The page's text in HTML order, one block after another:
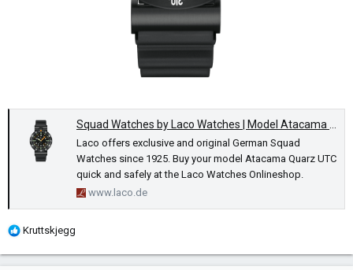
Squad Watches by Laco Watches | Model Atacama Quarz UTC
Laco offers exclusive and original German Squad
Watches since 1925. Buy your model Atacama Quarz UTC
quick and safely at the Laco Watches Onlineshop.
www.laco.de
R
Kruttskjegg